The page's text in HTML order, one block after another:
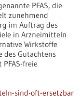
PFAS, die
zunehmend
im Auftrag des
in Arzneimitteln
Wirkstoffe
des Gutachtens
freie
sind-oft-ersetzbar